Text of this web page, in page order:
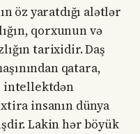
öz yaratdığı alətlər
qorxunun və
tarixidir. Daş
qatara,
intellektdən
insanın dünya
Lakin hər böyük